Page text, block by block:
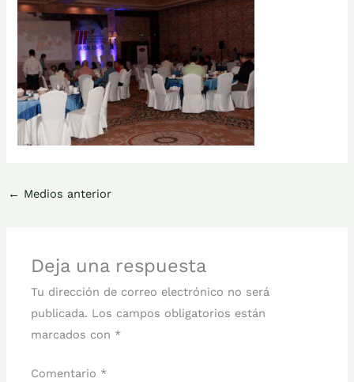
← Medios anterior
Deja una respuesta
Tu dirección de correo electrónico no será
publicada. Los campos obligatorios están
marcados con *
Comentario *